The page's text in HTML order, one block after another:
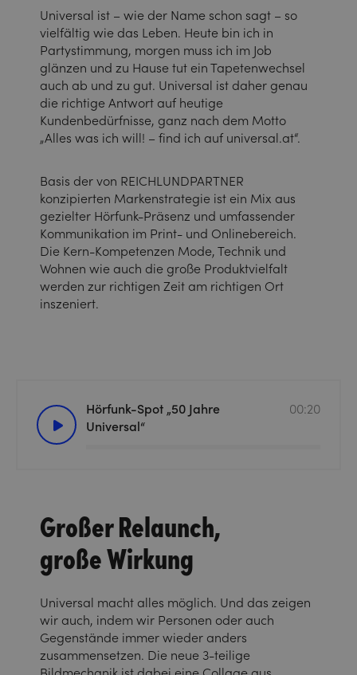
Universal ist – wie der Name schon sagt – so
vielfältig wie das Leben. Heute bin ich in
Partystimmung, morgen muss ich im Job
glänzen und zu Hause tut ein Tapetenwechsel
auch ab und zu gut. Universal ist daher genau
die richtige Antwort auf heutige
Kundenbedürfnisse, ganz nach dem Motto
„Alles was ich will! – find ich auf universal.at“.
Basis der von REICHLUNDPARTNER
konzipierten Markenstrategie ist ein Mix aus
gezielter Hörfunk-Präsenz und umfassender
Kommunikation im Print- und Onlinebereich.
Die Kern-Kompetenzen Mode, Technik und
Wohnen wie auch die große Produktvielfalt
werden zur richtigen Zeit am richtigen Ort
inszeniert.
Hörfunk-Spot „50 Jahre
Universal“
00:20
Großer Relaunch,
große Wirkung
Universal macht alles möglich. Und das zeigen
wir auch, indem wir Personen oder auch
Gegenstände immer wieder anders
zusammensetzen. Die neue 3-teilige